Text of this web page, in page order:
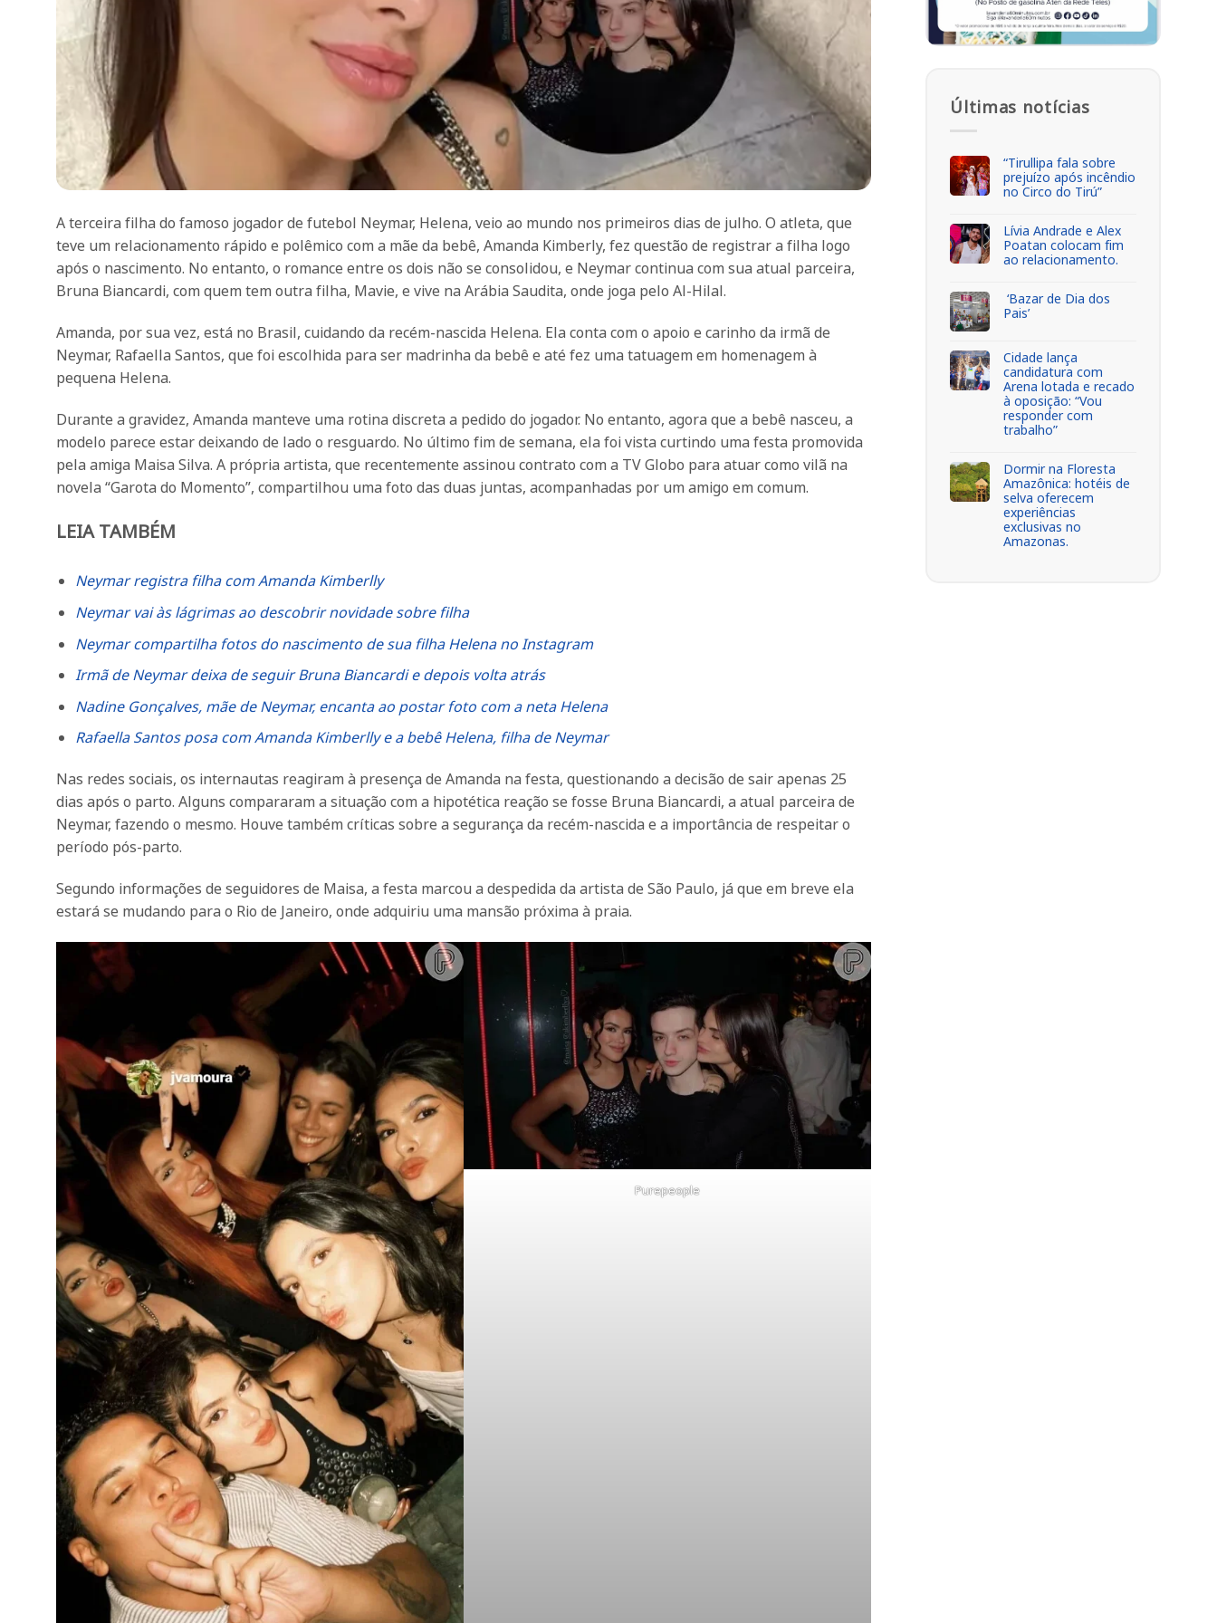
A terceira filha do famoso jogador de futebol Neymar, Helena, veio ao mundo nos primeiros dias de julho. O atleta, que
teve um relacionamento rápido e polêmico com a mãe da bebê, Amanda Kimberly, fez questão de registrar a filha logo
após o nascimento. No entanto, o romance entre os dois não se consolidou, e Neymar continua com sua atual parceira,
Bruna Biancardi, com quem tem outra filha, Mavie, e vive na Arábia Saudita, onde joga pelo Al-Hilal.
Amanda, por sua vez, está no Brasil, cuidando da recém-nascida Helena. Ela conta com o apoio e carinho da irmã de
Neymar, Rafaella Santos, que foi escolhida para ser madrinha da bebê e até fez uma tatuagem em homenagem à
pequena Helena.
Durante a gravidez, Amanda manteve uma rotina discreta a pedido do jogador. No entanto, agora que a bebê nasceu, a
modelo parece estar deixando de lado o resguardo. No último fim de semana, ela foi vista curtindo uma festa promovida
pela amiga Maisa Silva. A própria artista, que recentemente assinou contrato com a TV Globo para atuar como vilã na
novela “Garota do Momento”, compartilhou uma foto das duas juntas, acompanhadas por um amigo em comum.
LEIA TAMBÉM
Neymar registra filha com Amanda Kimberlly
Neymar vai às lágrimas ao descobrir novidade sobre filha
Neymar compartilha fotos do nascimento de sua filha Helena no Instagram
Irmã de Neymar deixa de seguir Bruna Biancardi e depois volta atrás
Nadine Gonçalves, mãe de Neymar, encanta ao postar foto com a neta Helena
Rafaella Santos posa com Amanda Kimberlly e a bebê Helena, filha de Neymar
Nas redes sociais, os internautas reagiram à presença de Amanda na festa, questionando a decisão de sair apenas 25
dias após o parto. Alguns compararam a situação com a hipotética reação se fosse Bruna Biancardi, a atual parceira de
Neymar, fazendo o mesmo. Houve também críticas sobre a segurança da recém-nascida e a importância de respeitar o
período pós-parto.
Segundo informações de seguidores de Maisa, a festa marcou a despedida da artista de São Paulo, já que em breve ela
estará se mudando para o Rio de Janeiro, onde adquiriu uma mansão próxima à praia.
Purepeople
Últimas notícias
“Tirullipa fala sobre
prejuízo após incêndio
no Circo do Tirú”
Lívia Andrade e Alex
Poatan colocam fim
ao relacionamento.
‘Bazar de Dia dos
Pais’
Cidade lança
candidatura com
Arena lotada e recado
à oposição: “Vou
responder com
trabalho”
Dormir na Floresta
Amazônica: hotéis de
selva oferecem
experiências
exclusivas no
Amazonas.